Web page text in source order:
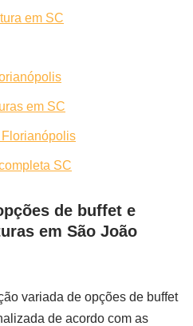
em SC
em SC
Florianópolis
SC
de buffet e
em São João
variada de opções de buffet
de acordo com as